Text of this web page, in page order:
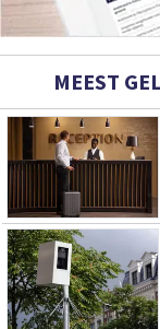
MEEST